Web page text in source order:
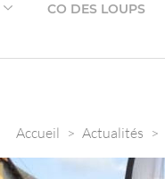
CO DES LOUPS
Accueil > Actualités >